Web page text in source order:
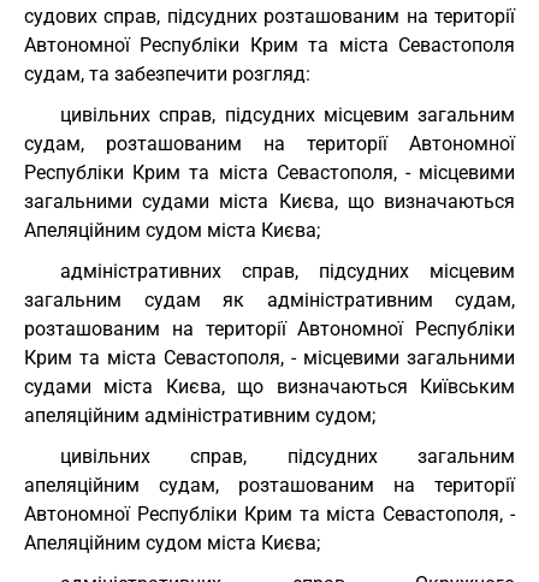
судових справ, підсудних розташованим на території
Автономної Республіки Крим та міста Севастополя
судам, та забезпечити розгляд:
цивільних справ, підсудних місцевим загальним
судам, розташованим на території Автономної
Республіки Крим та міста Севастополя, - місцевими
загальними судами міста Києва, що визначаються
Апеляційним судом міста Києва;
адміністративних справ, підсудних місцевим
загальним судам як адміністративним судам,
розташованим на території Автономної Республіки
Крим та міста Севастополя, - місцевими загальними
судами міста Києва, що визначаються Київським
апеляційним адміністративним судом;
цивільних справ, підсудних загальним
апеляційним судам, розташованим на території
Автономної Республіки Крим та міста Севастополя, -
Апеляційним судом міста Києва;